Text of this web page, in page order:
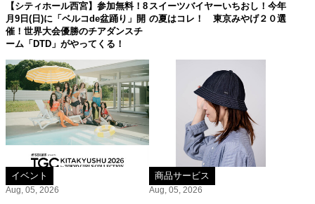
【シティホール西宮】参加無料！8
月9日(日)に「ベルコde盆踊り」開
催！世界大会優勝のチアダンスチ
ーム「DTD」がやってくる！
スイーツバイヤーいちおし！今年
の夏はコレ！ 東京みやげ２０選
イベント
Aug, 05, 2026
商品サービス
Aug, 05, 2026